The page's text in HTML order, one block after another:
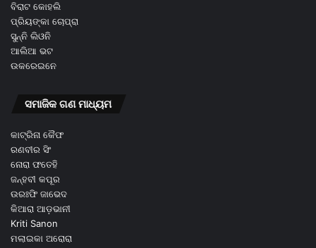
ବିରାଟ କୋହଲି
ପ୍ରିୟଙ୍କା ଚୋପ୍ରା
ସୁନ୍ନି ଲିଓନି
ଆଲିଆ ଭଟ
ଉକରେଇନେ
ସମାଜିକ ଗଣ ମାଧ୍ୟମ
କାଟ୍ରିନା କୈଫ
ରଣବୀର ସିଂ
ନୋରା ଫତେହି
ଜନ୍ହବୀ କପୂର
ଉରଃଫି ଜାଭେଦ
କିଆରା ଆଡ଼ଭାନୀ
Kriti Sanon
ମଲାଇକା ଅରୋରା